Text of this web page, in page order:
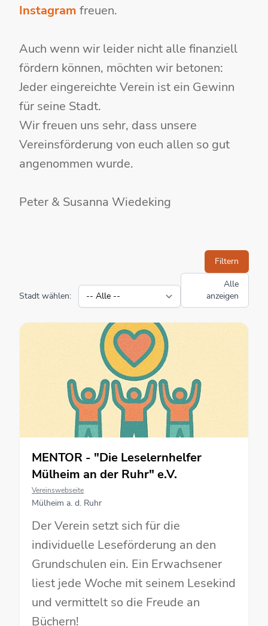
Instagram freuen.
Auch wenn wir leider nicht alle finanziell
fördern können, möchten wir betonen:
Jeder eingereichte Verein ist ein Gewinn
für seine Stadt.
Wir freuen uns sehr, dass unsere
Vereinsförderung von euch allen so gut
angenommen wurde.
Peter & Susanna Wiedeking
Stadt wählen:
Filtern
Alle
anzeigen
MENTOR - "Die Leselernhelfer
Mülheim an der Ruhr" e.V.
Vereinswebseite
Mülheim a. d. Ruhr
Der Verein setzt sich für die
individuelle Leseförderung an den
Grundschulen ein. Ein Erwachsener
liest jede Woche mit seinem Lesekind
und vermittelt so die Freude an
Büchern!